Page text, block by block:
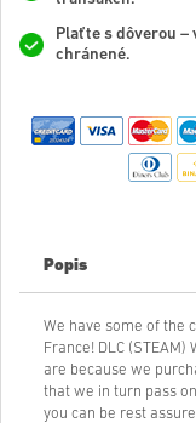
Plaťte s dôverou
chránené.
Popis
We have some of the
France! DLC
are because we
that we in turn pass
you can be rest